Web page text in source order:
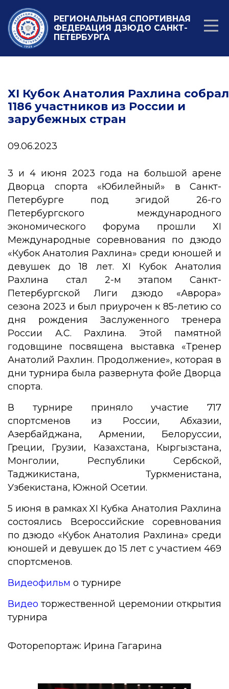
РЕГИОНАЛЬНАЯ СПОРТИВНАЯ
ФЕДЕРАЦИЯ ДЗЮДО САНКТ-
ПЕТЕРБУРГА
ХI Кубок Анатолия Рахлина собрал
1186 участников из России и
зарубежных стран
09.06.2023
3 и 4 июня 2023 года на большой арене
Дворца спорта «Юбилейный» в Санкт-
Петербурге под эгидой 26-го
Петербургского международного
экономического форума прошли ХI
Международные соревнования по дзюдо
«Кубок Анатолия Рахлина» среди юношей и
девушек до 18 лет. ХI Кубок Анатолия
Рахлина стал 2-м этапом Санкт-
Петербургской Лиги дзюдо «Аврора»
сезона 2023 и был приурочен к 85-летию со
дня рождения Заслуженного тренера
России А.С. Рахлина. Этой памятной
годовщине посвящена выставка «Тренер
Анатолий Рахлин. Продолжение», которая в
дни турнира была развернута фойе Дворца
спорта.
В турнире приняло участие 717
спортсменов из России, Абхазии,
Азербайджана, Армении, Белоруссии,
Греции, Грузии, Казахстана, Кыргызстана,
Монголии, Республики Сербской,
Таджикистана, Туркменистана,
Узбекистана, Южной Осетии.
5 июня в рамках XI Кубка Анатолия Рахлина
состоялись Всероссийские соревнования
по дзюдо «Кубок Анатолия Рахлина» среди
юношей и девушек до 15 лет с участием 469
спортсменов.
Видеофильм о турнире
Видео торжественной церемонии открытия
турнира
Фоторепортаж: Ирина Гагарина